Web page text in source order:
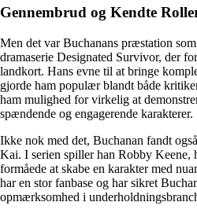
Gennembrud og Kendte
Men det var Buchanans præstation
dramaserie Designated Survivor, der
landkort. Hans evne til at bringe
gjorde ham populær blandt både
ham mulighed for virkelig at
spændende og engagerende karakterer.
Ikke nok med det, Buchanan fandt
Kai. I serien spiller han Robby Keene,
formåede at skabe en karakter med
har en stor fanbase og har sikret
opmærksomhed i